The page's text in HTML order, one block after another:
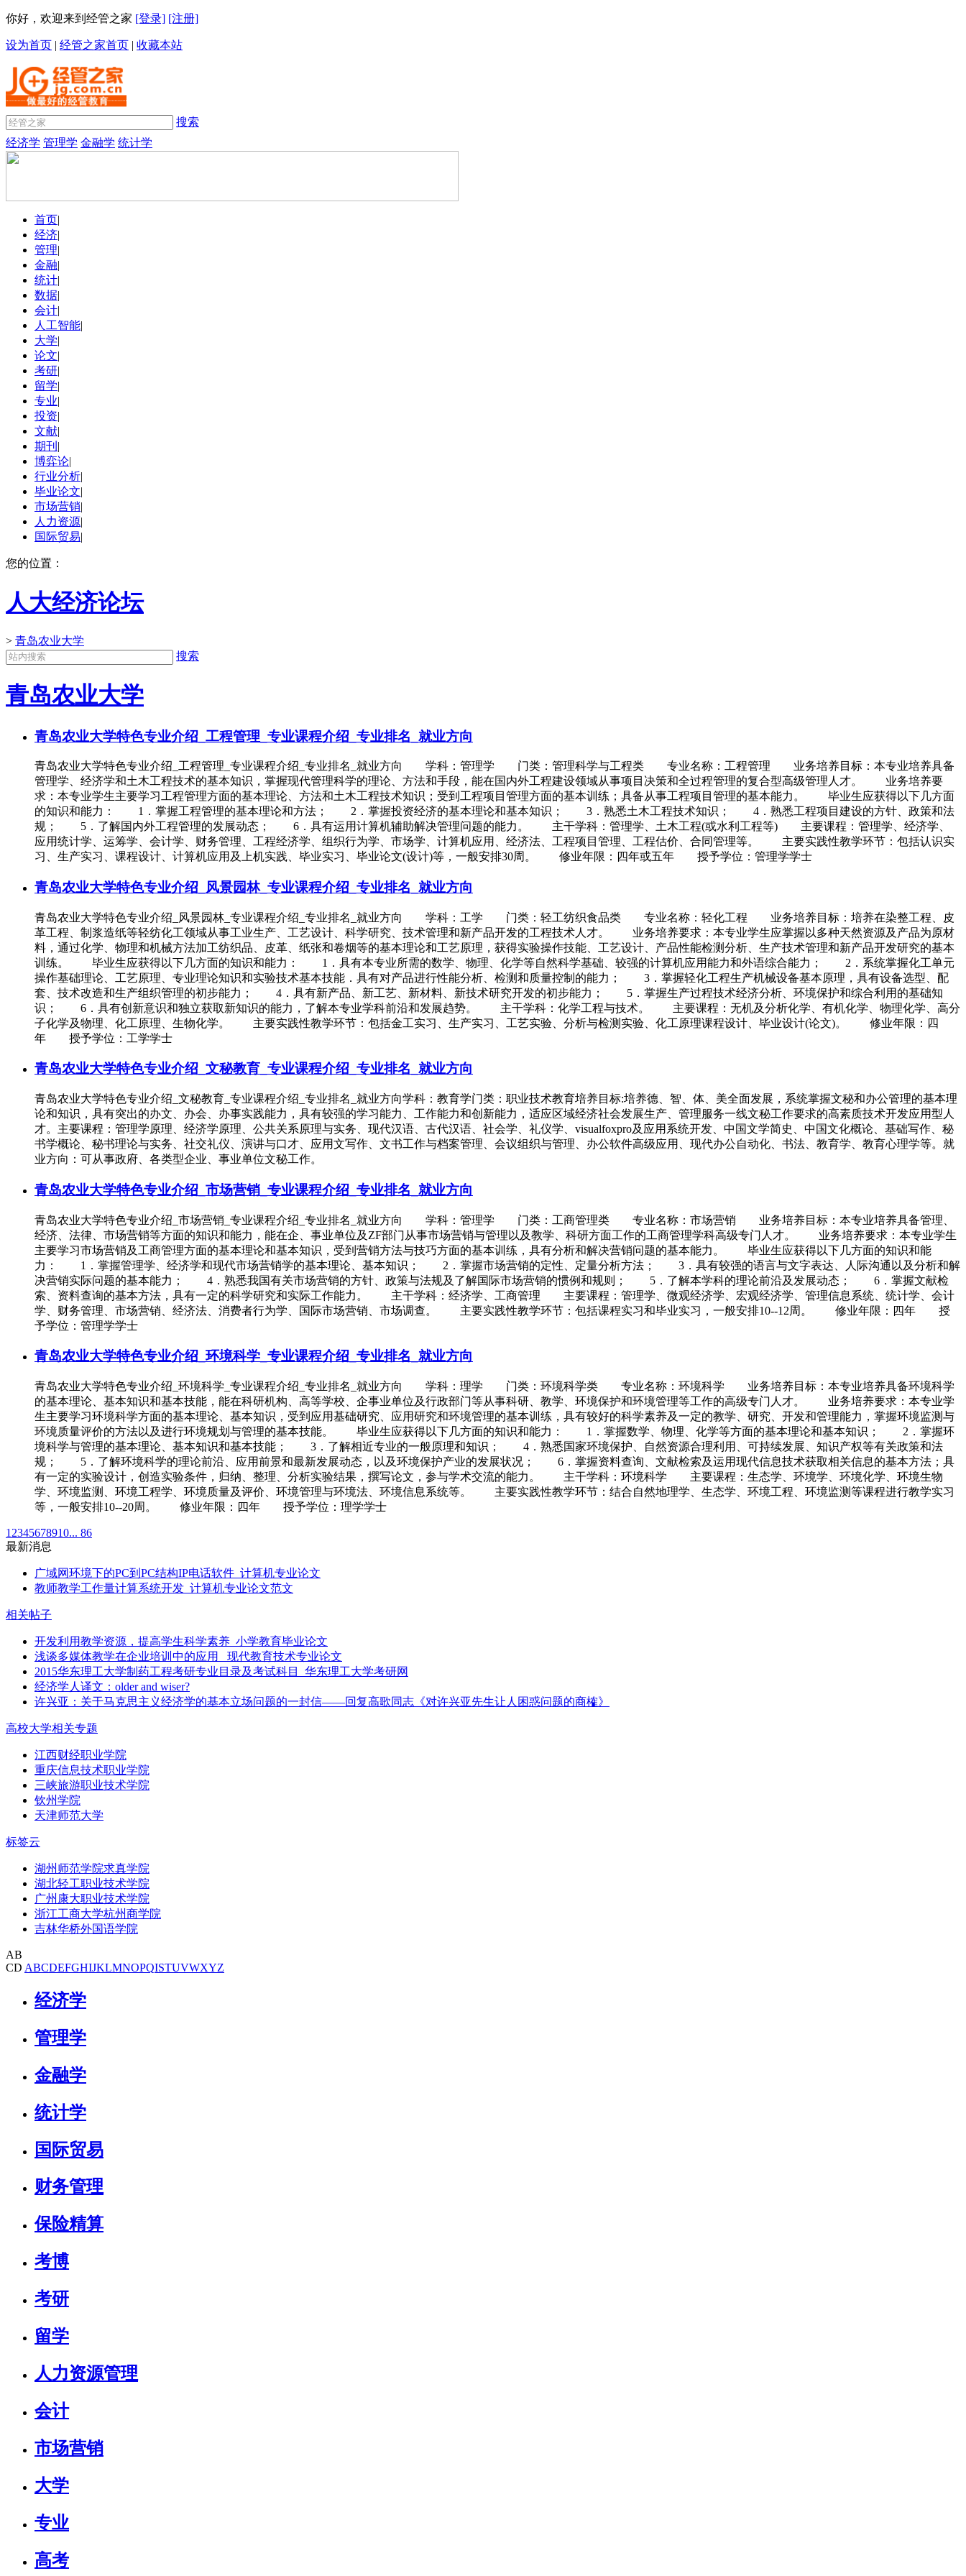
你好，欢迎来到经管之家 [登录] [注册]
设为首页 | 经管之家首页 | 收藏本站
搜索
经济学 管理学 金融学 统计学
首页|
经济|
管理|
金融|
统计|
数据|
会计|
人工智能|
大学|
论文|
考研|
留学|
专业|
投资|
文献|
期刊 |
博弈论|
行业分析|
毕业论文|
市场营销|
人力资源|
国际贸易|
您的位置：
人大经济论坛
> 青岛农业大学
搜索
青岛农业大学
青岛农业大学特色专业介绍_工程管理_专业课程介绍_专业排名_就业方向
青岛农业大学特色专业介绍_工程管理_专业课程介绍_专业排名_就业方向 学科：管理学 门类：管理科学与工程类 专业名称：工程管理 业务培养目标：本专业培养具备
管理学、经济学和土木工程技术的基本知识，掌握现代管理科学的理论、方法和手段，能在国内外工程建设领域从事项目决策和全过程管理的复合型高级管理人才。 业务培养要
求：本专业学生主要学习工程管理方面的基本理论、方法和土木工程技术知识；受到工程项目管理方面的基本训练；具备从事工程项目管理的基本能力。 毕业生应获得以下几方面
的知识和能力： 1．掌握工程管理的基本理论和方法； 2．掌握投资经济的基本理论和基本知识； 3．熟悉土木工程技术知识； 4．熟悉工程项目建设的方针、政策和法
规； 5．了解国内外工程管理的发展动态； 6．具有运用计算机辅助解决管理问题的能力。 主干学科：管理学、土木工程(或水利工程等) 主要课程：管理学、经济学、
应用统计学、运筹学、会计学、财务管理、工程经济学、组织行为学、市场学、计算机应用、经济法、工程项目管理、工程估价、合同管理等。 主要实践性教学环节：包括认识实
习、生产实习、课程设计、计算机应用及上机实践、毕业实习、毕业论文(设计)等，一般安排30周。 修业年限：四年或五年 授予学位：管理学学士
青岛农业大学特色专业介绍_风景园林_专业课程介绍_专业排名_就业方向
青岛农业大学特色专业介绍_风景园林_专业课程介绍_专业排名_就业方向 学科：工学 门类：轻工纺织食品类 专业名称：轻化工程 业务培养目标：培养在染整工程、皮
革工程、制浆造纸等轻纺化工领域从事工业生产、工艺设计、科学研究、技术管理和新产品开发的工程技术人才。 业务培养要求：本专业学生应掌握以多种天然资源及产品为原材
料，通过化学、物理和机械方法加工纺织品、皮革、纸张和卷烟等的基本理论和工艺原理，获得实验操作技能、工艺设计、产品性能检测分析、生产技术管理和新产品开发研究的基本
训练。 毕业生应获得以下几方面的知识和能力： 1．具有本专业所需的数学、物理、化学等自然科学基础、较强的计算机应用能力和外语综合能力； 2．系统掌握化工单元
操作基础理论、工艺原理、专业理论知识和实验技术基本技能．具有对产品进行性能分析、检测和质量控制的能力； 3．掌握轻化工程生产机械设备基本原理，具有设备选型、配
套、技术改造和生产组织管理的初步能力； 4．具有新产品、新工艺、新材料、新技术研究开发的初步能力； 5．掌握生产过程技术经济分析、环境保护和综合利用的基础知
识； 6．具有创新意识和独立获取新知识的能力，了解本专业学科前沿和发展趋势。 主干学科：化学工程与技术。 主要课程：无机及分析化学、有机化学、物理化学、高分
子化学及物理、化工原理、生物化学。 主要实践性教学环节：包括金工实习、生产实习、工艺实验、分析与检测实验、化工原理课程设计、毕业设计(论文)。 修业年限：四
年 授予学位：工学学士
青岛农业大学特色专业介绍_文秘教育_专业课程介绍_专业排名_就业方向
青岛农业大学特色专业介绍_文秘教育_专业课程介绍_专业排名_就业方向学科：教育学门类：职业技术教育培养目标:培养德、智、体、美全面发展，系统掌握文秘和办公管理的基本理
论和知识，具有突出的办文、办会、办事实践能力，具有较强的学习能力、工作能力和创新能力，适应区域经济社会发展生产、管理服务一线文秘工作要求的高素质技术开发应用型人
才。主要课程：管理学原理、经济学原理、公共关系原理与实务、现代汉语、古代汉语、社会学、礼仪学、visualfoxpro及应用系统开发、中国文学简史、中国文化概论、基础写作、秘
书学概论、秘书理论与实务、社交礼仪、演讲与口才、应用文写作、文书工作与档案管理、会议组织与管理、办公软件高级应用、现代办公自动化、书法、教育学、教育心理学等。就
业方向：可从事政府、各类型企业、事业单位文秘工作。
青岛农业大学特色专业介绍_市场营销_专业课程介绍_专业排名_就业方向
青岛农业大学特色专业介绍_市场营销_专业课程介绍_专业排名_就业方向 学科：管理学 门类：工商管理类 专业名称：市场营销 业务培养目标：本专业培养具备管理、
经济、法律、市场营销等方面的知识和能力，能在企、事业单位及ZF部门从事市场营销与管理以及教学、科研方面工作的工商管理学科高级专门人才。 业务培养要求：本专业学生
主要学习市场营销及工商管理方面的基本理论和基本知识，受到营销方法与技巧方面的基本训练，具有分析和解决营销问题的基本能力。 毕业生应获得以下几方面的知识和能
力： 1．掌握管理学、经济学和现代市场营销学的基本理论、基本知识； 2．掌握市场营销的定性、定量分析方法； 3．具有较强的语言与文字表达、人际沟通以及分析和解
决营销实际问题的基本能力； 4．熟悉我国有关市场营销的方针、政策与法规及了解国际市场营销的惯例和规则； 5．了解本学科的理论前沿及发展动态； 6．掌握文献检
索、资料查询的基本方法，具有一定的科学研究和实际工作能力。 主干学科：经济学、工商管理 主要课程：管理学、微观经济学、宏观经济学、管理信息系统、统计学、会计
学、财务管理、市场营销、经济法、消费者行为学、国际市场营销、市场调查。 主要实践性教学环节：包括课程实习和毕业实习，一般安排10--12周。 修业年限：四年 授
予学位：管理学学士
青岛农业大学特色专业介绍_环境科学_专业课程介绍_专业排名_就业方向
青岛农业大学特色专业介绍_环境科学_专业课程介绍_专业排名_就业方向 学科：理学 门类：环境科学类 专业名称：环境科学 业务培养目标：本专业培养具备环境科学
的基本理论、基本知识和基本技能，能在科研机构、高等学校、企事业单位及行政部门等从事科研、教学、环境保护和环境管理等工作的高级专门人才。 业务培养要求：本专业学
生主要学习环境科学方面的基本理论、基本知识，受到应用基础研究、应用研究和环境管理的基本训练，具有较好的科学素养及一定的教学、研究、开发和管理能力，掌握环境监测与
环境质量评价的方法以及进行环境规划与管理的基本技能。 毕业生应获得以下几方面的知识和能力： 1．掌握数学、物理、化学等方面的基本理论和基本知识； 2．掌握环
境科学与管理的基本理论、基本知识和基本技能； 3．了解相近专业的一般原理和知识； 4．熟悉国家环境保护、自然资源合理利用、可持续发展、知识产权等有关政策和法
规； 5．了解环境科学的理论前沿、应用前景和最新发展动态，以及环境保护产业的发展状况； 6．掌握资料查询、文献检索及运用现代信息技术获取相关信息的基本方法；具
有一定的实验设计，创造实验条件，归纳、整理、分析实验结果，撰写论文，参与学术交流的能力。 主干学科：环境科学 主要课程：生态学、环境学、环境化学、环境生物
学、环境监测、环境工程学、环境质量及评价、环境管理与环境法、环境信息系统等。 主要实践性教学环节：结合自然地理学、生态学、环境工程、环境监测等课程进行教学实习
等，一般安排10--20周。 修业年限：四年 授予学位：理学学士
1 2345678910... 86
最新消息
广域网环境下的PC到PC结构IP电话软件_计算机专业论文
教师教学工作量计算系统开发_计算机专业论文范文
相关帖子
开发利用教学资源，提高学生科学素养_小学教育毕业论文
浅谈多媒体教学在企业培训中的应用 _现代教育技术专业论文
2015华东理工大学制药工程考研专业目录及考试科目_华东理工大学考研网
经济学人译文：older and wiser?
许兴亚：关于马克思主义经济学的基本立场问题的一封信——回复高歌同志《对许兴亚先生让人困惑问题的商榷》
高校大学相关专题
江西财经职业学院
重庆信息技术职业学院
三峡旅游职业技术学院
钦州学院
天津师范大学
标签云
湖州师范学院求真学院
湖北轻工职业技术学院
广州康大职业技术学院
浙江工商大学杭州商学院
吉林华桥外国语学院
AB
CD ABCDEFGHIJKLMNOPQISTUVWXYZ
经济学
管理学
金融学
统计学
国际贸易
财务管理
保险精算
考博
考研
留学
人力资源管理
会计
市场营销
大学
专业
高考